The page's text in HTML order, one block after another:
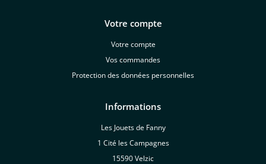
Votre compte
Votre compte
Vos commandes
Protection des données personnelles
Informations
Les Jouets de Fanny
1 Cité les Campagnes
15590 Velzic